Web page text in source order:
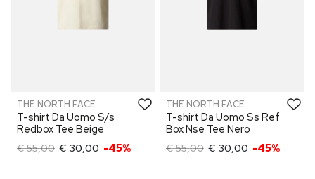
THE NORTH FACE
T-shirt Da Uomo S/s
Redbox Tee Beige
€ 55,00 € 30,00 -45%
THE NORTH FACE
T-shirt Da Uomo Ss Ref
Box Nse Tee Nero
€ 55,00 € 30,00 -45%